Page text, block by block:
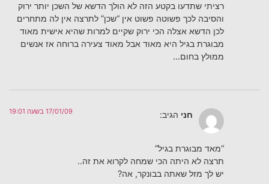
רציתי שתדעו בקטע הזה לא הולך הדשא של השכן יותר ירוק
והסיבה לכך פשוטה פשוט אין “שכן” לתרצה אין לה מתחרים
לכן הדשא אצלה הכי ירוק שקיים למרות שהיא אישית מאוד
מבוגרת בגיל היא מאוד אבל מאוד צעירה ברוחה אז אנשים
ממולץ בחום…
חני הגיב: 17/01/09 בשעה 19:01
“מאד מבוגרת בגיל”
תרצה לא היתה הכי שמחה לקרוא את זה..
יש לך מזל שאתה בבונקר, אה?